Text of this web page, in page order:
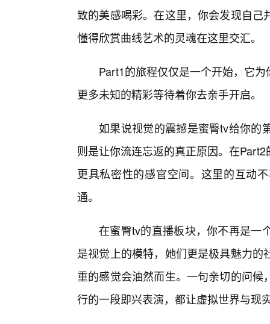
致的美感喝彩。在这里，你会发现自
懂得欣赏曲线艺术的灵魂在这里交汇。
Part1的旅程仅仅是一个开始，它
更多未知的精彩等待着你去亲手开启。
如果说视觉的震撼是蜜臀tv给你的
则是让你流连忘返的真正原因。在
更具私密性的感官空间。这里的互动
通。
在蜜臀tv的直播板块，你不再是一
是视觉上的模特，她们更是极具魅力
重的感觉会油然而生。一句亲切的问
行的一段即兴表演，都让虚拟世界与现